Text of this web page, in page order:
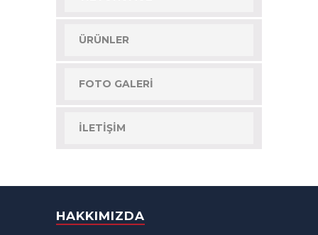
ÜRÜNLER
FOTO GALERI
İLETIŞIM
HAKKIMIZDA